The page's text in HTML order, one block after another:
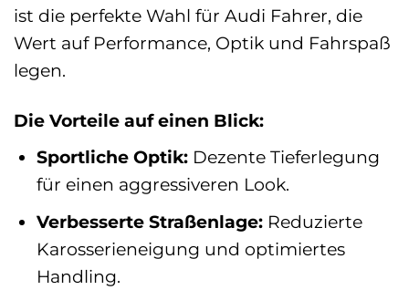
ist die perfekte Wahl für Audi Fahrer, die
Wert auf Performance, Optik und Fahrspaß
legen.
Die Vorteile auf einen Blick:
Sportliche Optik:Dezente Tieferlegung
für einen aggressiveren Look.
Verbesserte Straßenlage:Reduzierte
Karosserieneigung und optimiertes
Handling.